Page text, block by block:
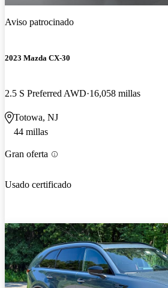
Aviso patrocinado
2023 Mazda CX-30
2.5 S Preferred AWD 16,058 millas
Totowa, NJ
44 millas
Gran oferta
Usado certificado